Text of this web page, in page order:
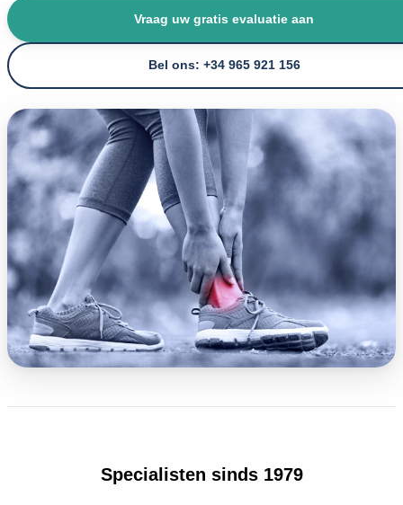
Vraag uw gratis evaluatie aan
Bel ons: +34 965 921 156
Specialisten sinds 1979